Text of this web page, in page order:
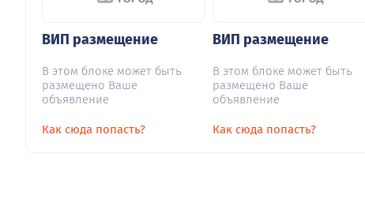
ВИП размещение
В этом блоке может быть
размещено Ваше
объявление
Как сюда попасть?
ВИП размещение
В этом блоке может быть
размещено Ваше
объявление
Как сюда попасть?